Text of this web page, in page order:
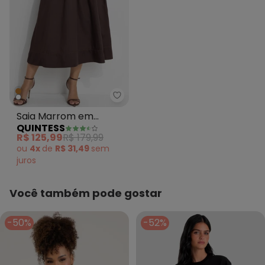
Quintess - Saia Marrom em
Saia Marrom em
Tricoline
QUINTESS
R$ 125,99R$ 179,99
ou 4x de R$ 31,49 sem
juros
Você também pode gostar
-50% -52%